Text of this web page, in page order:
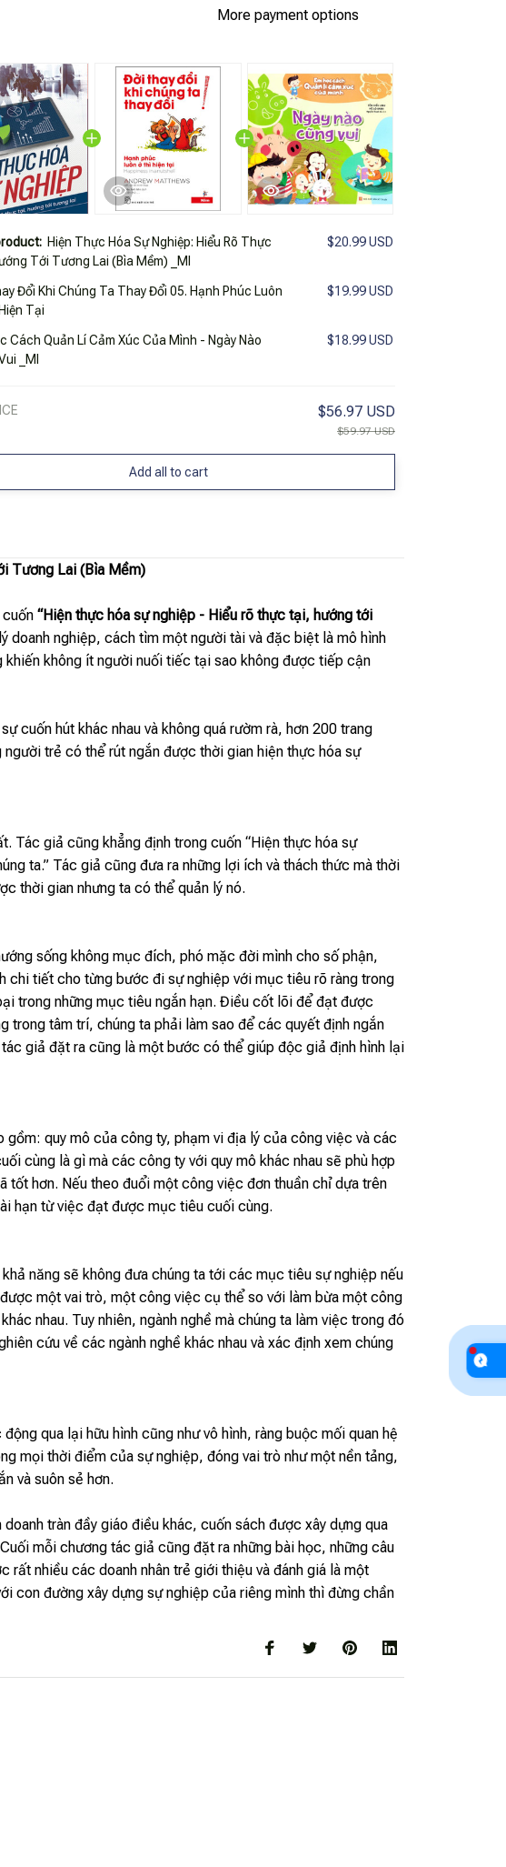
More payment options
Hiện Thực Hóa Sự Nghiệp: Hiểu Rõ Thực
Tới Tương Lai (Bìa Mềm) _Ml
$20.99 USD
Đổi Khi Chúng Ta Thay Đổi 05. Hạnh Phúc Luôn
Tại
$19.99 USD
Cách Quản Lí Cảm Xúc Của Mình - Ngày Nào
_Ml
$18.99 USD
$56.97 USD
$59.97 USD
Add all to cart
Tương Lai (Bìa Mềm)
“Hiện thực hóa sự nghiệp - Hiểu rõ thực tại, hướng tới
doanh nghiệp, cách tìm một người tài và đặc biệt là mô hình
khiến không ít người nuối tiếc tại sao không được tiếp cận
cuốn hút khác nhau và không quá rườm rà, hơn 200 trang
trẻ có thể rút ngắn được thời gian hiện thực hóa sự
Tác giả cũng khẳng định trong cuốn “Hiện thực hóa sự
ta.” Tác giả cũng đưa ra những lợi ích và thách thức mà thời
thời gian nhưng ta có thể quản lý nó.
sống không mục đích, phó mặc đời mình cho số phận,
chi tiết cho từng bước đi sự nghiệp với mục tiêu rõ ràng trong
trong những mục tiêu ngắn hạn. Điều cốt lõi để đạt được
tâm trí, chúng ta phải làm sao để các quyết định ngắn
giả đặt ra cũng là một bước có thể giúp độc giả định hình lại
quy mô của công ty, phạm vi địa lý của công việc và các
cùng là gì mà các công ty với quy mô khác nhau sẽ phù hợp
tốt hơn. Nếu theo đuổi một công việc đơn thuần chỉ dựa trên
hạn từ việc đạt được mục tiêu cuối cùng.
năng sẽ không đưa chúng ta tới các mục tiêu sự nghiệp nếu
một vai trò, một công việc cụ thể so với làm bừa một công
nhau. Tuy nhiên, ngành nghề mà chúng ta làm việc trong đó
cứu về các ngành nghề khác nhau và xác định xem chúng
qua lại hữu hình cũng như vô hình, ràng buộc mối quan hệ
mọi thời điểm của sự nghiệp, đóng vai trò như một nền tảng,
và suôn sẻ hơn.
tràn đầy giáo điều khác, cuốn sách được xây dựng qua
mỗi chương tác giả cũng đặt ra những bài học, những câu
nhiều các doanh nhân trẻ giới thiệu và đánh giá là một
con đường xây dựng sự nghiệp của riêng mình thì đừng chần